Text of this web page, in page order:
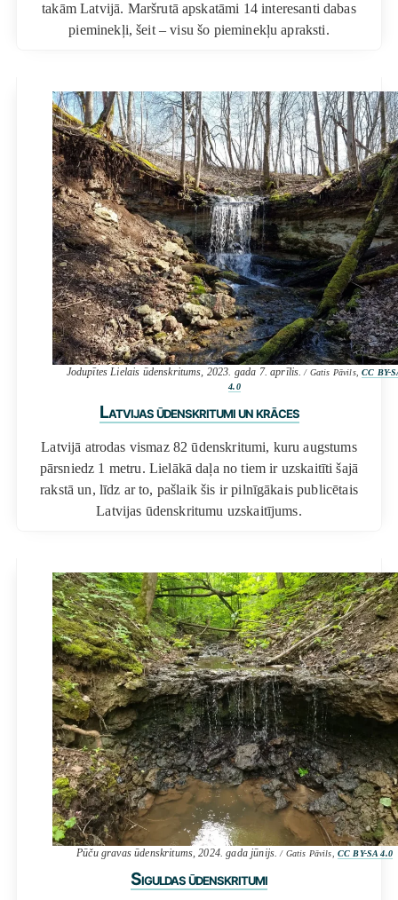
takām Latvijā. Maršrutā apskatāmi 14 interesanti dabas
pieminekļi, šeit – visu šo pieminekļu apraksti.
Jodupītes Lielais ūdenskritums, 2023. gada 7. aprīlis./ Gatis Pāvils,CC BY-
4.0
Latvijas ūdenskritumi un krāces
Latvijā atrodas vismaz 82 ūdenskritumi, kuru augstums
pārsniedz 1 metru. Lielākā daļa no tiem ir uzskaitīti šajā
rakstā un, līdz ar to, pašlaik šis ir pilnīgākais publicētais
Latvijas ūdenskritumu uzskaitījums.
Pūču gravas ūdenskritums, 2024. gada jūnijs./ Gatis Pāvils, CC BY-SA 4.0
Siguldas ūdenskritumi